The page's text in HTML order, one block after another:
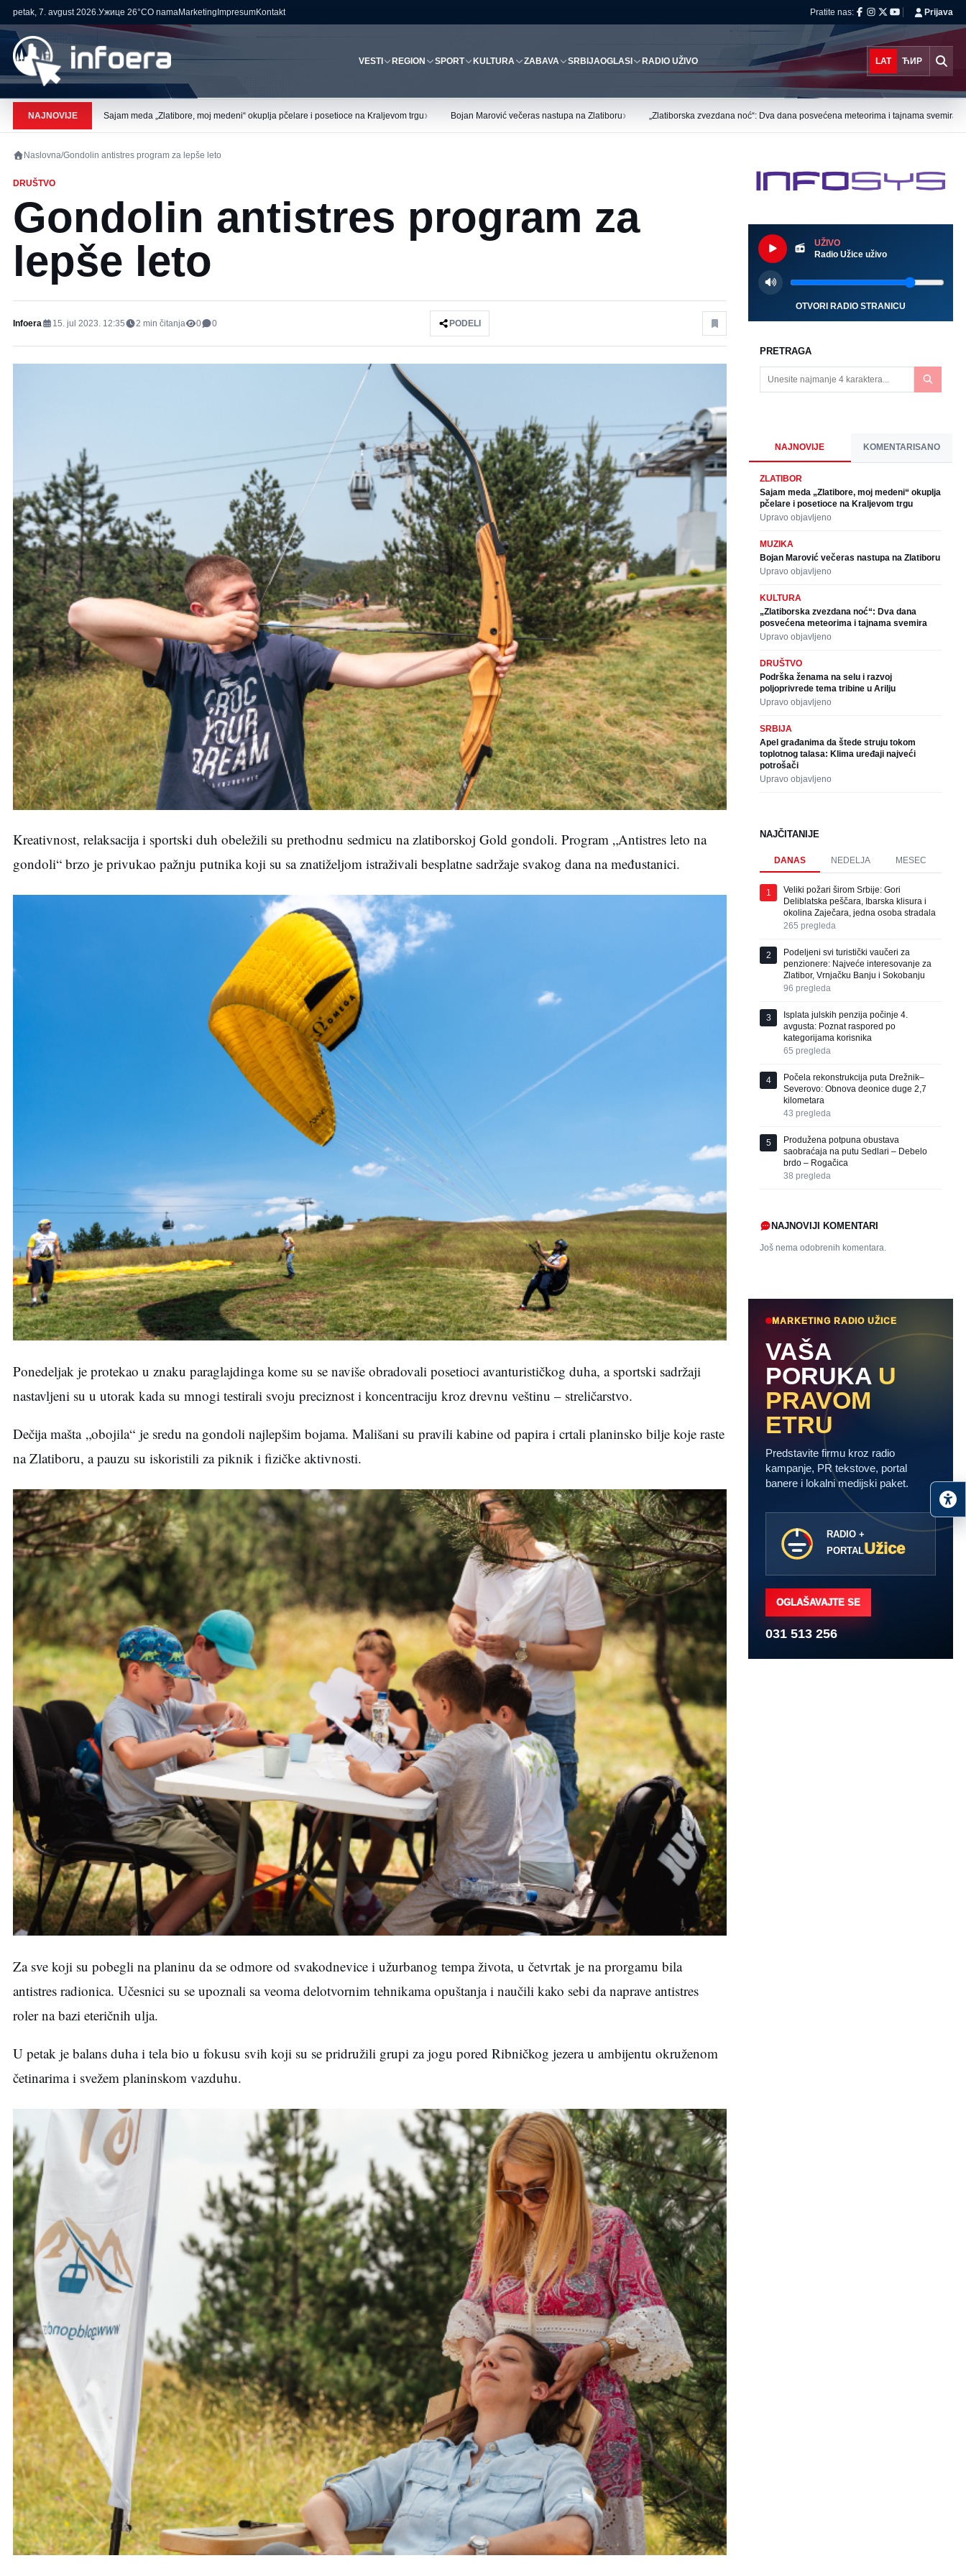
petak, 7. avgust 2026.Ужице 26°CO namaMarketing ImpresumKontakt Pratite nas: Prijava
VESTI REGION SPORT KULTURA ZABAVA SRBIJAOGLASI RADIO UŽIVO LAT ЋИР
NAJNOVIJE Sajam meda „Zlatibore, moj medeni“ okuplja pčelare i posetioce na Kraljevom trgu› Bojan Marović večeras nastupa na Zlatiboru› „Zlatiborska zvezdana noć“: Dva dana posvećena meteorima i tajnama svemira
Naslovna/Gondolin antistres program za lepše leto
DRUŠTVO
Gondolin antistres program za
lepše leto
Infoera 15. jul 2023. 12:35 2 min čitanja 0 0 PODELI
Kreativnost, relaksacija i sportski duh obeležili su prethodnu sedmicu na zlatiborskoj Gold gondoli. Program „Antistres leto na
gondoli“ brzo je privukao pažnju putnika koji su sa znatiželjom istraživali besplatne sadržaje svakog dana na međustanici.
Ponedeljak je protekao u znaku paraglajdinga kome su se naviše obradovali posetioci avanturističkog duha, a sportski sadržaji
nastavljeni su u utorak kada su mnogi testirali svoju preciznost i koncentraciju kroz drevnu veštinu – streličarstvo.
Dečija mašta „obojila“ je sredu na gondoli najlepšim bojama. Mališani su pravili kabine od papira i crtali planinsko bilje koje raste
na Zlatiboru, a pauzu su iskoristili za piknik i fizičke aktivnosti.
Za sve koji su pobegli na planinu da se odmore od svakodnevice i užurbanog tempa života, u četvrtak je na prorgamu bila
antistres radionica. Učesnici su se upoznali sa veoma delotvornim tehnikama opuštanja i naučili kako sebi da naprave antistres
roler na bazi eteričnih ulja.
U petak je balans duha i tela bio u fokusu svih koji su se pridružili grupi za jogu pored Ribničkog jezera u ambijentu okruženom
četinarima i svežem planinskom vazduhu.
UŽIVO
Radio Užice uživo
OTVORI RADIO STRANICU
PRETRAGA
NAJNOVIJE KOMENTARISANO
ZLATIBOR
Sajam meda „Zlatibore, moj medeni“ okuplja
pčelare i posetioce na Kraljevom trgu
Upravo objavljeno
MUZIKA
Bojan Marović večeras nastupa na Zlatiboru
Upravo objavljeno
KULTURA
„Zlatiborska zvezdana noć“: Dva dana
posvećena meteorima i tajnama svemira
Upravo objavljeno
DRUŠTVO
Podrška ženama na selu i razvoj
poljoprivrede tema tribine u Arilju
Upravo objavljeno
SRBIJA
Apel građanima da štede struju tokom
toplotnog talasa: Klima uređaji najveći
potrošači
Upravo objavljeno
NAJČITANIJE
DANAS NEDELJA MESEC
1
Veliki požari širom Srbije: Gori
Deliblatska peščara, Ibarska klisura i
okolina Zaječara, jedna osoba stradala
265 pregleda
2
Podeljeni svi turistički vaučeri za
penzionere: Najveće interesovanje za
Zlatibor, Vrnjačku Banju i Sokobanju
96 pregleda
3
Isplata julskih penzija počinje 4.
avgusta: Poznat raspored po
kategorijama korisnika
65 pregleda
4
Počela rekonstrukcija puta Drežnik–
Severovo: Obnova deonice duge 2,7
kilometara
43 pregleda
5
Produžena potpuna obustava
saobraćaja na putu Sedlari – Debelo
brdo – Rogačica
38 pregleda
NAJNOVIJI KOMENTARI
Još nema odobrenih komentara.
MARKETING RADIO UŽICE
VAŠA
PORUKA U
PRAVOM
ETRU
Predstavite firmu kroz radio
kampanje, PR tekstove, portal
banere i lokalni medijski paket.
RADIO +
PORTALUžice
OGLAŠAVAJTE SE
031 513 256